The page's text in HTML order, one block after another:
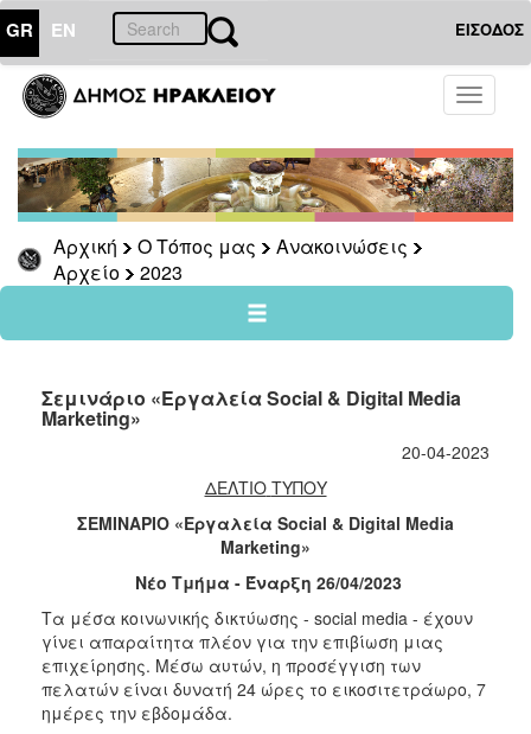
GR EN ΕΙΣΟΔΟΣ
Toggle
Αρχική Ο Τόπος μας
Ανακοινώσεις
Αρχείο
2023
ΤΟΠΟΣ
ΜΑΣ
Ανακοινώσεις
Αρχείο
2026
2025
2021
2018
2015
2012
2011
Σεμινάριο «Εργαλεία Social & Digital Media
Marketing»
20-04-2023
ΔΕΛΤΙΟ ΤΥΠΟΥ
ΣΕΜΙΝΑΡΙΟ «Εργαλεία Social & Digital Media
Marketing»
Νέο Τμήμα - Έναρξη 26/04/2023
Τα μέσα κοινωνικής δικτύωσης - social media - έχουν
γίνει απαραίτητα πλέον για την επιβίωση μιας
επιχείρησης. Μέσω αυτών, η προσέγγιση των
πελατών είναι δυνατή 24 ώρες το εικοσιτετράωρο, 7
ημέρες την εβδομάδα.